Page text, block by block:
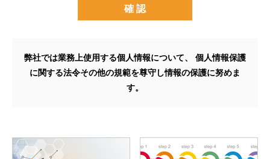
弊社では業務上使用する個人情報について、
個人情報保護
に関する法令その他の規範を尊守し情報の保護に努めま
す。